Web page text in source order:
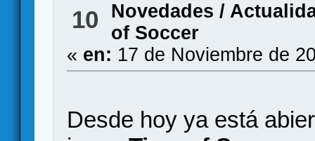
10
Novedades /
of Soccer
« en: 17 de Noviembre de
Desde hoy ya está